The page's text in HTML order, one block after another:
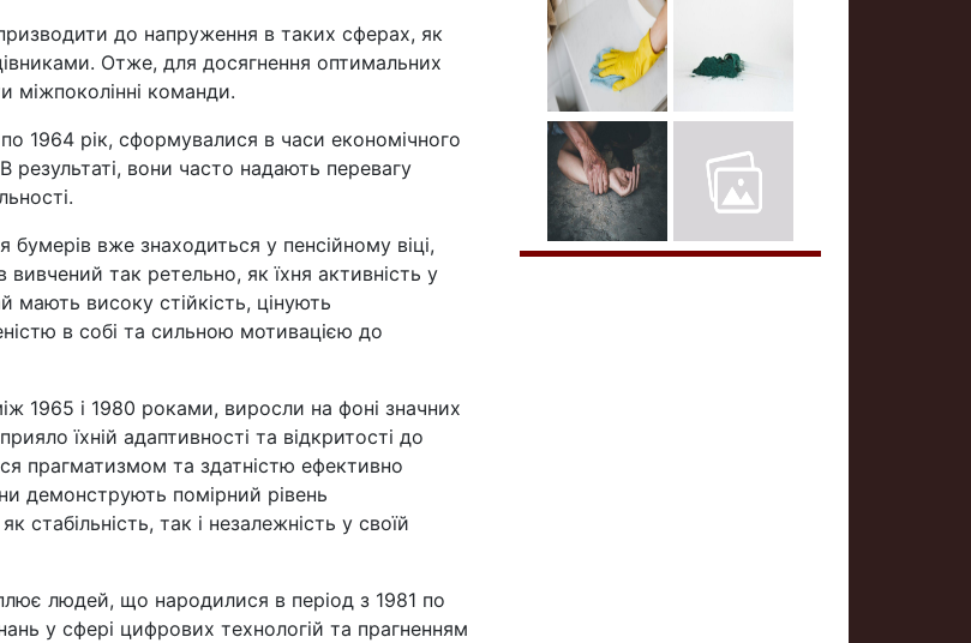
до напруження в таких сферах, як
Отже, для досягнення оптимальних
міжпоколінні команди.
1964 рік, сформувалися в часи економічного
результаті, вони часто надають перевагу
бумерів вже знаходиться у пенсійному віці,
вивчений так ретельно, як їхня активність у
мають високу стійкість, цінують
в собі та сильною мотивацією до
1965 і 1980 роками, виросли на фоні значних
їхній адаптивності та відкритості до
прагматизмом та здатністю ефективно
демонструють помірний рівень
стабільність, так і незалежність у своїй
людей, що народилися в період з 1981 по
у сфері цифрових технологій та прагненням